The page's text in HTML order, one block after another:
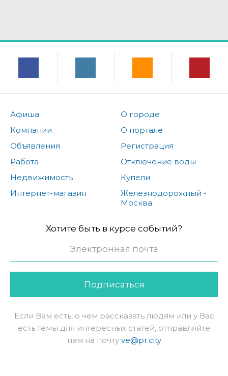
Афиша
Компании
Объявления
Работа
Недвижимость
Интернет-магазин
О городе
О портале
Регистрация
Отключение воды
Купели
Железнодорожный -
Москва
Хотите быть в курсе событий?
Подписаться
Если Вам есть, о чем рассказать людям или у Вас
есть темы для интересных статей, отправляйте
нам на почту ve@pr.city